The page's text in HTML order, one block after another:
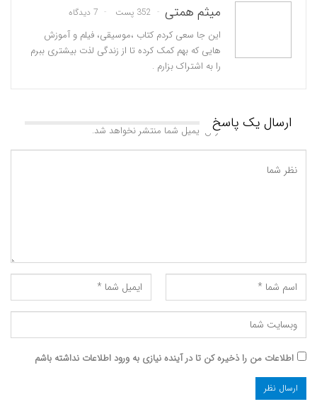
میثم همتی 352 پست 7 دیدگاه
این جا سعی کردم کتاب ،موسیقی، فیلم و آموزش
هایی که بهم کمک کرده تا از زندگی لذت بیشتری ببرم
را به اشتراک بزارم .
ارسال یک پاسخآدرس ایمیل شما منتشر نخواهد شد.
اطلاعات من را ذخیره کن تا در آینده نیازی به ورود اطلاعات نداشته باشم